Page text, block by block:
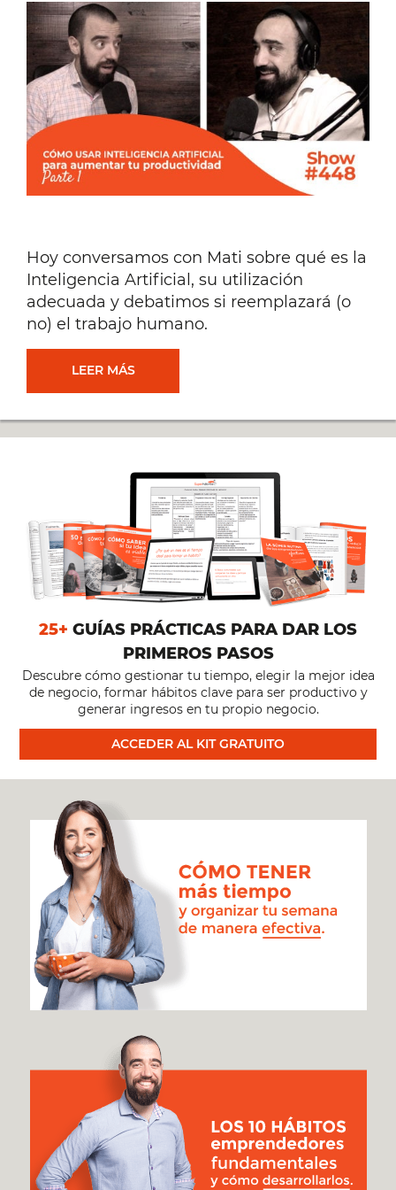
2
[PREGUNTAS
Y
RESPUESTAS]
Hoy conversamos con Mati sobre qué es la
Inteligencia Artificial, su utilización
adecuada y debatimos si reemplazará (o
no) el trabajo humano.
LEER MÁSCÓMO
ARTIFICIAL
PARA
AUMENTAR
TU
PRODUCTIVIDAD
–
PARTE
25+ GUÍAS PRÁCTICAS PARA DAR LOS
PRIMEROS PASOS
Descubre cómo gestionar tu tiempo, elegir la mejor idea
de negocio, formar hábitos clave para ser productivo y
generar ingresos en tu propio negocio.
ACCEDER AL KIT GRATUITO